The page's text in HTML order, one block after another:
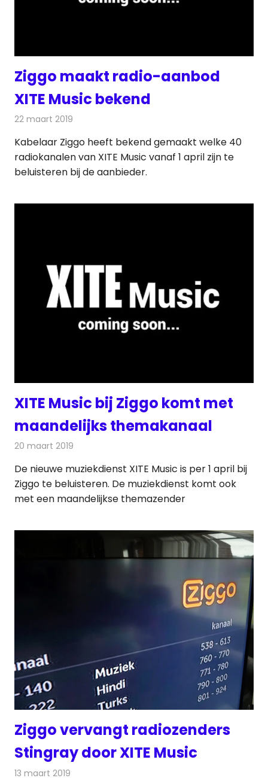
Ziggo maakt radio-aanbod
XITE Music bekend
22 maart 2019
Kabelaar Ziggo heeft bekend gemaakt welke 40
radiokanalen van XITE Music vanaf 1 april zijn te
beluisteren bij de aanbieder.
XITE Music bij Ziggo komt met
maandelijks themakanaal
20 maart 2019
De nieuwe muziekdienst XITE Music is per 1 april bij
Ziggo te beluisteren. De muziekdienst komt ook
met een maandelijkse themazender
Ziggo vervangt radiozenders
Stingray door XITE Music
13 maart 2019